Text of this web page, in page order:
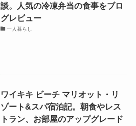
談。人気の冷凍弁当の食事をブロ
グレビュー
一人暮らし
ワイキキ ビーチ マリオット・リ
ゾート&スパ宿泊記。朝食やレス
トラン、お部屋のアップグレード